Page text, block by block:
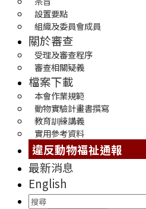
設置要點
組織及委員會成員
關於審查
受理及審查程序
審查相關疑義
檔案下載
本會作業規範
動物實驗計畫書撰寫
教育訓練講義
實用參考資料
違反動物福祉通報
最新消息
English